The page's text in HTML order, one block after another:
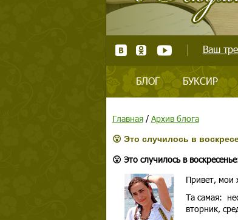
Ваш
БЛОГ БУКСИР
Главная/ Архив блога
😮 Это случилось в
😮 Это случилось в
Привет, мои
Та самая:
вторник,